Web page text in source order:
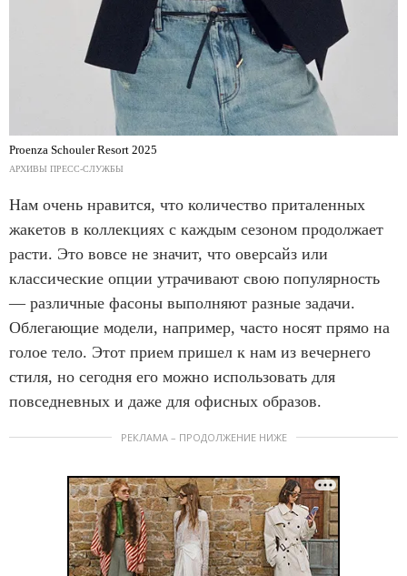
Proenza Schouler Resort 2025
АРХИВЫ ПРЕСС-СЛУЖБЫ
Нам очень нравится, что количество приталенных
жакетов в коллекциях с каждым сезоном продолжает
расти. Это вовсе не значит, что оверсайз или
классические опции утрачивают свою популярность
— различные фасоны выполняют разные задачи.
Облегающие модели, например, часто носят прямо на
голое тело. Этот прием пришел к нам из вечернего
стиля, но сегодня его можно использовать для
повседневных и даже для офисных образов.
РЕКЛАМА – ПРОДОЛЖЕНИЕ НИЖЕ